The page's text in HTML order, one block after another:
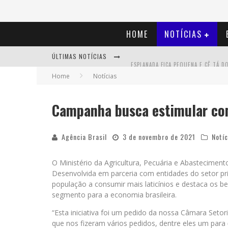
HOME NOTÍCIAS
ÚLTIMAS NOTÍCIAS
Home Notícias
Campanha busca estimular
Agência Brasil 3 de novembro de 2021
O Ministério da Agricultura, Pecuária e
Desenvolvida em parceria com entidades do setor
população a consumir mais laticínios e destaca os
segmento para a economia brasileira.
“Esta iniciativa foi um pedido da nossa Câmara
que nos fizeram vários pedidos, dentre eles um